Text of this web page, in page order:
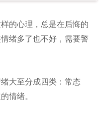
的心理，总是在后悔的
绪多了也不好，需要警
大至分成四类：常态
情绪。